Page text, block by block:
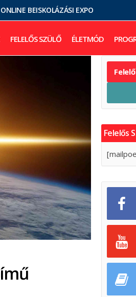
ONLINE BEISKOLÁZÁSI EXPO
FELELŐS SZÜLŐ ÉLETMÓD
Felelős